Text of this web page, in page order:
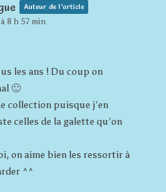
Auteur de l’article
8 h 57 min
les ans ! Du coup on
🙂
collection puisque j’en
celles de la galette qu’on
on aime bien les ressortir à
^^